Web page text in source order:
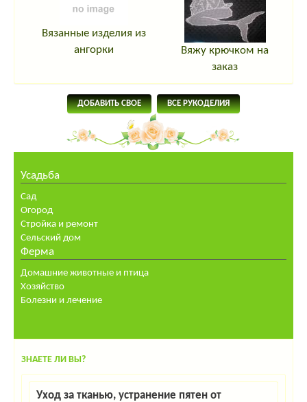
Вязанные изделия из
ангорки
Вяжу крючком на
заказ
ДОБАВИТЬ СВОЕ ВСЕ РУКОДЕЛИЯ
Усадьба
Сад
Огород
Стройка и ремонт
Сельский дом
Ферма
Домашние животные и птица
Хозяйство
Болезни и лечение
ЗНАЕТЕ ЛИ ВЫ?
Уход за тканью, устранение пятен от